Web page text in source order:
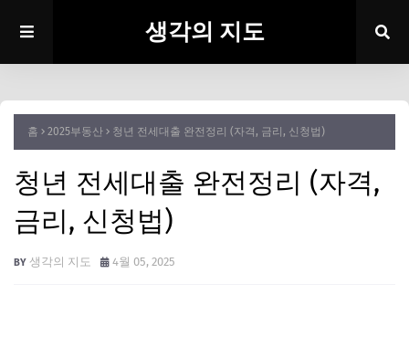
생각의 지도
홈 2025부동산 청년 전세대출 완전정리 (자격, 금리, 신청법)
청년 전세대출 완전정리 (자격,
금리, 신청법)
생각의 지도 4월 05, 2025